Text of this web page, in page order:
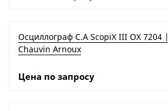
Осциллограф C.A ScopiX III OX 7204 |
Chauvin Arnoux
Цена по запросу